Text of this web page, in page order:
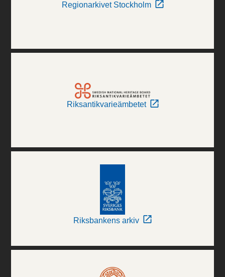
Regionarkivet Stockholm
Riksantikvarieämbetet
Riksbankens arkiv